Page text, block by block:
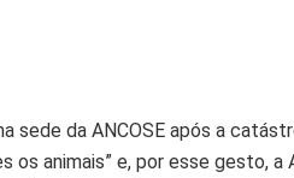
sede da ANCOSE após a
os animais” e, por esse gesto,